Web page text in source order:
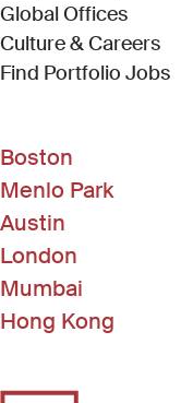
Global Offices
Culture & Careers
Find Portfolio Jobs
Boston
Menlo Park
Austin
London
Mumbai
Hong Kong